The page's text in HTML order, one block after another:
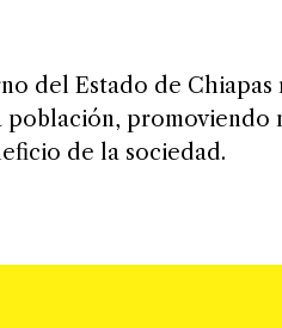
del Estado de
promoviendo
de la sociedad.